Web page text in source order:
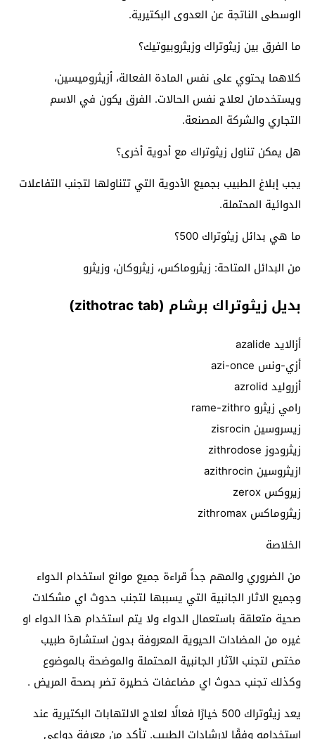
الوسطى الناتجة عن العدوى البكتيرية.
ما الفرق بين زيثوتراك وزيثروبيوتيك؟
كلاهما يحتوي على نفس المادة الفعالة، أزيثروميسين،
ويستخدمان لعلاج نفس الحالات. الفرق يكون في الاسم
التجاري والشركة المصنعة.
هل يمكن تناول زيثوتراك مع أدوية أخرى؟
يجب إبلاغ الطبيب بجميع الأدوية التي تتناولها لتجنب التفاعلات
الدوائية المحتملة.
ما هي بدائل زيثوتراك 500؟
من البدائل المتاحة: زيثروماكس، زيثروكان، وزيثرو
بديل زيثوتراك برشام (zithotrac tab)
أزالايد azalide
أزي-ونس azi-once
أزروليد azrolid
رامي زيثرو rame-zithro
زيسروسين zisrocin
زيثرودوز zithrodose
ازيثروسين azithrocin
زيروكس zerox
زيثروماكس zithromax
الخلاصة
من الضروري والمهم جداً قراءة جميع موانع استخدام الدواء
وجميع الاثار الجانبية التي يسببها لتجنب حدوث اي مشكلات
صحية متعلقة باستعمال الدواء ولا يتم استخدام هذا الدواء او
غيره من المضادات الحيوية المعروفة بدون استشارة طبيب
مختص لتجنب الآثار الجانبية المحتملة والموضحة بالموضوع
وكذلك تجنب حدوث اي مضاعفات خطيرة تضر بصحة المريض .
يعد زيثوتراك 500 خيارًا فعالًا لعلاج الالتهابات البكتيرية عند
استخدامه وفقًا لإرشادات الطبيب. تأكد من معرفة دواعي